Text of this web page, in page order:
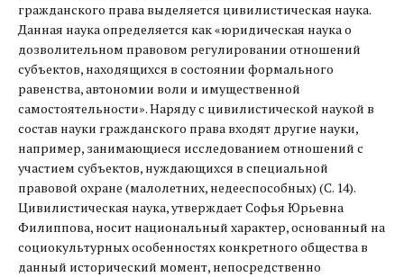
гражданского права выделяется цивилистическая наука.
Данная наука определяется как «юридическая наука о
дозволительном правовом регулировании отношений
субъектов, находящихся в состоянии формального
равенства, автономии воли и имущественной
самостоятельности». Наряду с цивилистической наукой в
состав науки гражданского права входят другие науки,
например, занимающиеся исследованием отношений с
участием субъектов, нуждающихся в специальной
правовой охране (малолетних, недееспособных) (С. 14).
Цивилистическая наука, утверждает Софья Юрьевна
Филиппова, носит национальный характер, основанный на
социокультурных особенностях конкретного общества в
данный исторический момент, непосредственно